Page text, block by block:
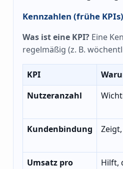
Kennzahlen (frühe KPIs)
Was ist eine KPI? Eine
regelmäßig (z. B.
KPI
Nutzeranzahl
Kundenbindung
Umsatz pro
Hilft,